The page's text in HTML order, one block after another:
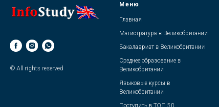
© All rights reserved
Меню
Главная
Магистратура в Великобритании
Бакалавриат в Великобритании
Среднее образование в
Великобритании
Языковые курсы в
Великобритании
Поступить в ТОП 50